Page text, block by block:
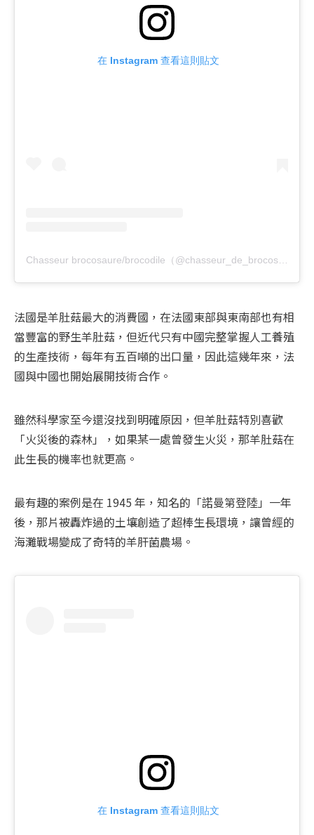
在 Instagram 查看這則貼文
Chasseur brocosaure/brocodile（@chasseur_de_brocosaure）分享的貼文
法國是羊肚菇最大的消費國，在法國東部與東南部也有相
當豐富的野生羊肚菇，但近代只有中國完整掌握人工養殖
的生產技術，每年有五百噸的出口量，因此這幾年來，法
國與中國也開始展開技術合作。
雖然科學家至今還沒找到明確原因，但羊肚菇特別喜歡
「火災後的森林」，如果某一處曾發生火災，那羊肚菇在
此生長的機率也就更高。
最有趣的案例是在 1945 年，知名的「諾曼第登陸」一年
後，那片被轟炸過的土壤創造了超棒生長環境，讓曾經的
海灘戰場變成了奇特的羊肝菌農場。
在 Instagram 查看這則貼文